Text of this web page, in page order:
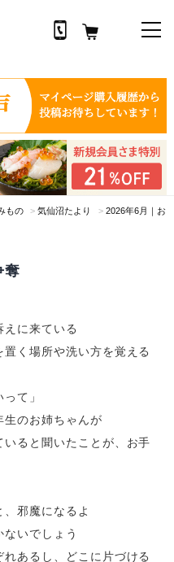
もの >気仙沼たより > 2026年6月｜お
えに来ている
置く場所や洗い方を覚える
て」
生のお姉ちゃんが
ると聞いたことが、お手
邪魔になるよ
いでしょう
あるし、どこに片づける